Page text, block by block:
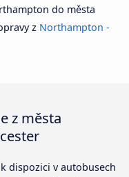
do města
z Northampton -
z města
dispozici v autobusech